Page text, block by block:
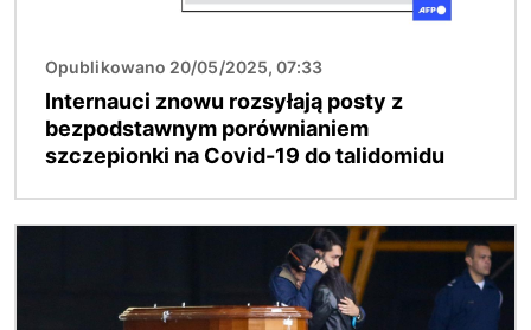
Opublikowano 20/05/2025, 07:33
Internauci znowu rozsyłają posty z
bezpodstawnym porównianiem
szczepionki na Covid-19 do talidomidu